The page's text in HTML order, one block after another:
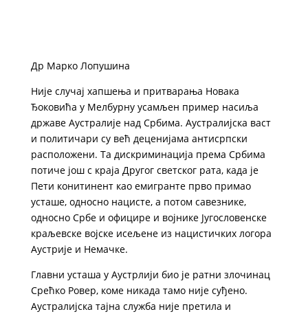
Др Марко Лопушина
Није случај хапшења и притварања Новака
Ђоковића у Мелбурну усамљен пример насиља
државе Аустралије над Србима. Аустралијска васт
и политичари су већ деценијама антисрпски
расположени. Та дискриминација према Србима
потиче још с краја Другог светског рата, када је
Пети конитинент као емигранте прво примао
усташе, односно нацисте, а потом савезнике,
односно Србе и официре и војнике Југословенске
краљевске војске исељене из нацистичких логора
Аустрије и Немачке.
Главни усташа у Аустрлији био је ратни злочинац
Срећко Ровер, коме никада тамо није суђено.
Аустралијска тајна служба није претила и